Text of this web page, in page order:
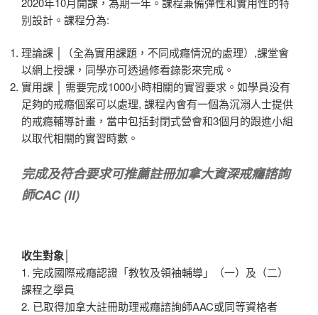
别設計。課程分為:
理論課 │（全為實用課題，不同成癮情況的處理）,課堂會
以網上授課，同學亦可透過修看錄影來完成。
實用課 │ 需要完成1000小時相關的實習要求。如學員没有
足夠的戒癮個案可以處理, 課程內會有一個為沉溺人士提供
的戒癮輔導計畫，當中包括封閉式營會和3個月的跟進小組
以取代相關的實習時數。
完成及符合要求可推薦註冊加拿大資深戒癮諮詢
師CAC (II)
收生對象│
1. 完成國際戒癮認證「教牧及領袖輔導」（一）及（二）
課程之學員
2. 已取得加拿大註冊助理戒癮諮詢師AAC或同等資格者